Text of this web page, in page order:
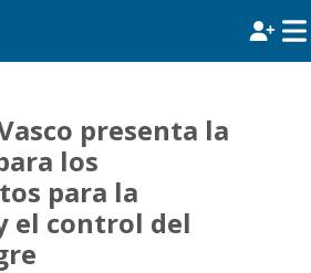
presenta la
los
para la
el control del